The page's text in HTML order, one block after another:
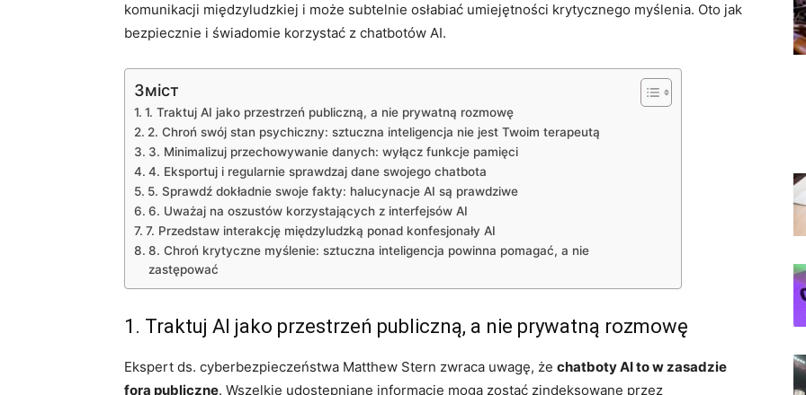
komunikacji międzyludzkiej i może subtelnie osłabiać umiejętności krytycznego myślenia. Oto jak
bezpiecznie i świadomie korzystać z chatbotów AI.
Зміст
1. Traktuj AI jako przestrzeń publiczną, a nie prywatną rozmowę
2. Chroń swój stan psychiczny: sztuczna inteligencja nie jest Twoim terapeutą
3. Minimalizuj przechowywanie danych: wyłącz funkcje pamięci
4. Eksportuj i regularnie sprawdzaj dane swojego chatbota
5. Sprawdź dokładnie swoje fakty: halucynacje AI są prawdziwe
6. Uważaj na oszustów korzystających z interfejsów AI
7. Przedstaw interakcję międzyludzką ponad konfesjonały AI
8. Chroń krytyczne myślenie: sztuczna inteligencja powinna pomagać, a nie
zastępować
1. Traktuj AI jako przestrzeń publiczną, a nie prywatną rozmowę
Ekspert ds. cyberbezpieczeństwa Matthew Stern zwraca uwagę, że chatboty AI to w zasadzie
fora publiczne. Wszelkie udostępniane informacje mogą zostać zindeksowane przez